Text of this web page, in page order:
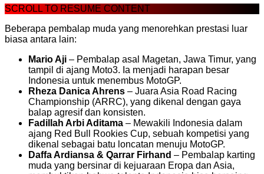
SCROLL TO RESUME CONTENT
Beberapa pembalap muda yang menorehkan prestasi luar
biasa antara lain:
Mario Aji – Pembalap asal Magetan, Jawa Timur, yang
tampil di ajang Moto3. Ia menjadi harapan besar
Indonesia untuk menembus MotoGP.
Rheza Danica Ahrens – Juara Asia Road Racing
Championship (ARRC), yang dikenal dengan gaya
balap agresif dan konsisten.
Fadillah Arbi Aditama – Mewakili Indonesia dalam
ajang Red Bull Rookies Cup, sebuah kompetisi yang
dikenal sebagai batu loncatan menuju MotoGP.
Daffa Ardiansa & Qarrar Firhand – Pembalap karting
muda yang bersinar di kejuaraan Eropa dan Asia,